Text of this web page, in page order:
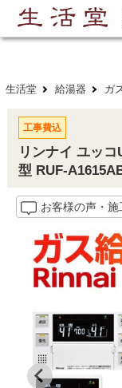
ご利用 288万･工事
生活堂 給湯器 ガ
工事費込
リンナイ ユッ
型 RUF-
お客様の声・施